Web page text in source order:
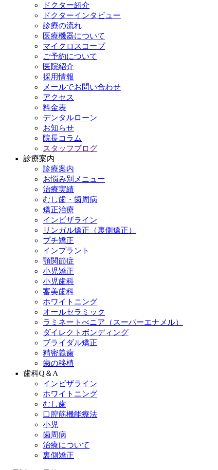
ドクター紹介
ドクターインタビュー
診療の流れ
医療機器について
マイクロスコープ
ご予約について
医院紹介
採用情報
メールでお問い合わせ
アクセス
料金表
デンタルローン
お知らせ
院長コラム
スタッフブログ
診療案内
診療案内
お悩み別メニュー
治療実績
むし歯・歯周病
矯正治療
インビザライン
リンガル矯正（裏側矯正）
プチ矯正
インプラント
顎関節症
小児矯正
小児歯科
審美歯科
ホワイトニング
オールセラミック
ラミネートべニア （スーパーエナメル）
ダイレクトボンディング
ブライダル矯正
精密義歯
歯の移植
歯科Q＆A
インビザライン
ホワイトニング
むし歯
口腔筋機能療法
小児
歯周病
治療について
裏側矯正